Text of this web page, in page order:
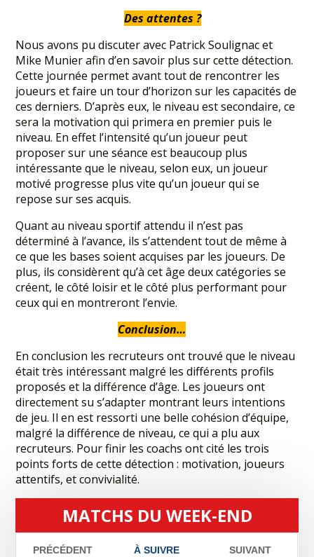
Des attentes ?
Nous avons pu discuter avec Patrick Soulignac et
Mike Munier afin d’en savoir plus sur cette détection.
Cette journée permet avant tout de rencontrer les
joueurs et faire un tour d’horizon sur les capacités de
ces derniers. D’après eux, le niveau est secondaire, ce
sera la motivation qui primera en premier puis le
niveau. En effet l’intensité qu’un joueur peut
proposer sur une séance est beaucoup plus
intéressante que le niveau, selon eux, un joueur
motivé progresse plus vite qu’un joueur qui se
repose sur ses acquis.
Quant au niveau sportif attendu il n’est pas
déterminé à l’avance, ils s’attendent tout de même à
ce que les bases soient acquises par les joueurs. De
plus, ils considèrent qu’à cet âge deux catégories se
créent, le côté loisir et le côté plus performant pour
ceux qui en montreront l’envie.
Conclusion…
En conclusion les recruteurs ont trouvé que le niveau
était très intéressant malgré les différents profils
proposés et la différence d’âge. Les joueurs ont
directement su s’adapter montrant leurs intentions
de jeu. Il en est ressorti une belle cohésion d’équipe,
malgré la différence de niveau, ce qui a plu aux
recruteurs. Pour finir les coachs ont cité les trois
points forts de cette détection : motivation, joueurs
attentifs, et convivialité.
MATCHS DU WEEK-END